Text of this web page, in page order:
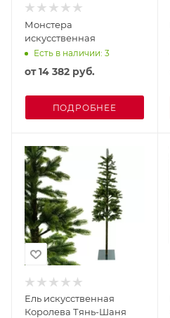
Монстера
искусственная
Есть в наличии: 3
от14 382 руб.
ПОДРОБНЕЕ
Ель искусственная
Королева Тянь-Шаня